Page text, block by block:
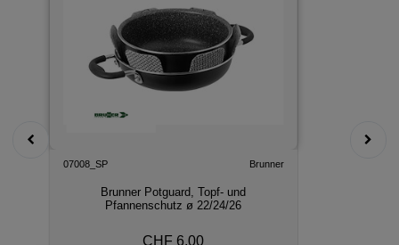
07008_SP Brunner
Brunner Potguard, Topf- und
Pfannenschutz ø 22/24/26
CHF 6.00